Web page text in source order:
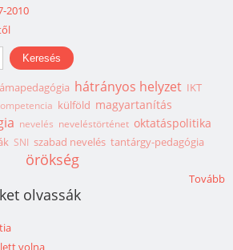
2010
hátrányos helyzet IKT
külföld magyartanítás
nevelés neveléstörténet oktatáspolitika
SNI szabad nevelés tantárgy-pedagógia
örökség
Tovább
olvassák
volna